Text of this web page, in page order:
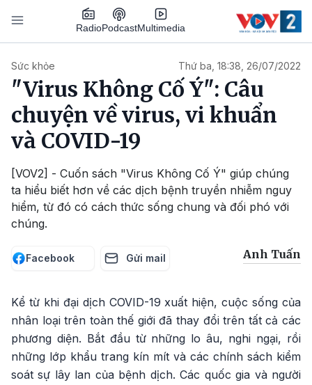
Nhảy đến nội dung
RadioPodcastMultimedia
Sức khỏe Thứ ba, 18:38, 26/07/2022
"Virus Không Cố Ý": Câu
chuyện về virus, vi khuẩn
và COVID-19
[VOV2] - Cuốn sách "Virus Không Cố Ý" giúp chúng
ta hiểu biết hơn về các dịch bệnh truyền nhiễm nguy
hiểm, từ đó có cách thức sống chung và đối phó với
chúng.
Facebook Gửi mail Anh Tuấn
Kể từ khi đại dịch COVID-19 xuất hiện, cuộc sống của
nhân loại trên toàn thế giới đã thay đổi trên tất cả các
phương diện. Bắt đầu từ những lo âu, nghi ngại, rồi
những lớp khẩu trang kín mít và các chính sách kiểm
soát sự lây lan của bệnh dịch. Các quốc gia và người